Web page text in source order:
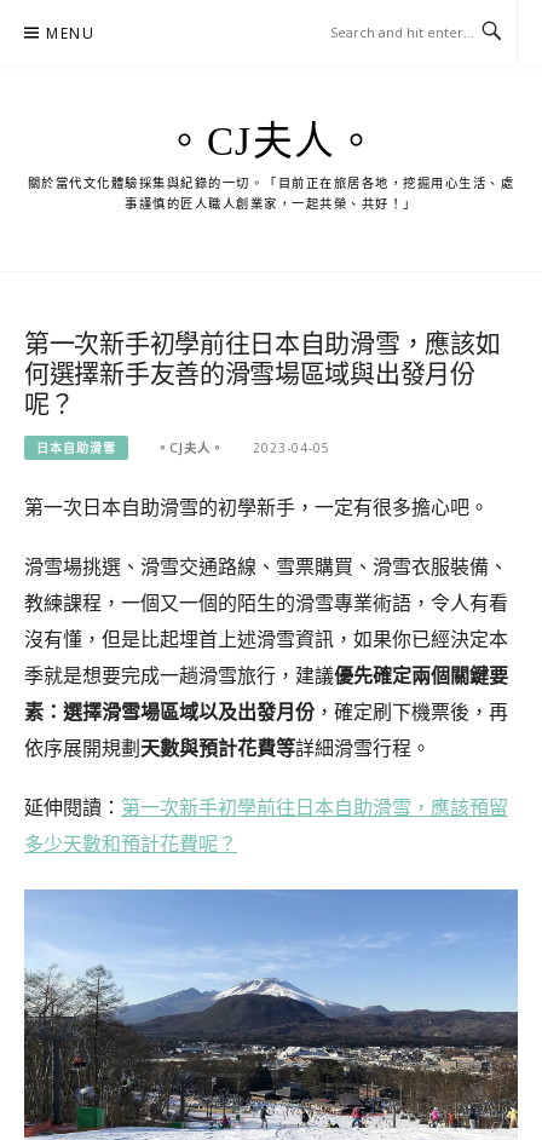
MENU
。CJ夫人。
關於當代文化體驗採集與紀錄的一切。「目前正在旅居各地，挖掘用心生活、處
事謹慎的匠人職人創業家，一起共榮、共好！」
第一次新手初學前往日本自助滑雪，應該如
何選擇新手友善的滑雪場區域與出發月份
呢？
日本自助滑雪 。CJ夫人。 2023-04-05
第一次日本自助滑雪的初學新手，一定有很多擔心吧。
滑雪場挑選、滑雪交通路線、雪票購買、滑雪衣服裝備、
教練課程，一個又一個的陌生的滑雪專業術語，令人有看
沒有懂，但是比起埋首上述滑雪資訊，如果你已經決定本
季就是想要完成一趟滑雪旅行，建議優先確定兩個關鍵要
素： 選擇滑雪場區域以及出發月份 ，確定刷下機票後，再
依序展開規劃天數與預計花費等詳細滑雪行程。
延伸閱讀： 第一次新手初學前往日本自助滑雪，應該預留
多少天數和預計花費呢？